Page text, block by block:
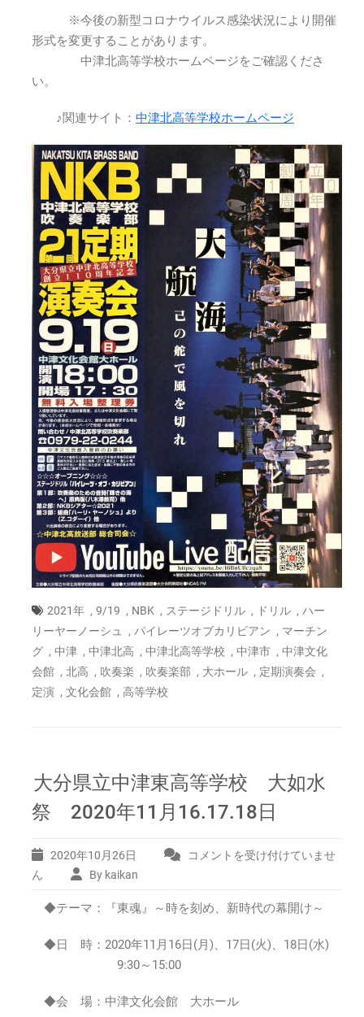
※今後の新型コロナウイルス感染状況により開催
形式を変更することがあります。
中津北高等学校ホームページをご確認くださ
い。
♪関連サイト： 中津北高等学校ホームページ
2021年 , 9/19 , NBK , ステージドリル , ドリル , ハー
リーヤーノーシュ
, パイレーツオブカリビアン , マーチン
グ , 中津 , 中津北高 , 中津北高等学校 , 中津市 , 中津文化
会館 , 北高 , 吹奏楽 , 吹奏楽部 , 大ホール , 定期演奏会 ,
定演 , 文化会館 , 高等学校
大分県立中津東高等学校 大如水
祭 2020年11月16.17.18日
2020年10月26日
大
立
津
等
学
コメントを受け付けていませ
ん
By kaikan
◆テーマ：『東魂』～時を刻め、新時代の幕開け～
◆日 時：2020年11月16日(月)、17日(火)、18日(水)
9:30～15:00
◆会 場：中津文化会館 大ホール